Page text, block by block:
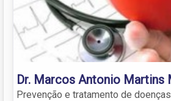
Dr. Marcos Antonio Martins
Prevenção e tratamento de